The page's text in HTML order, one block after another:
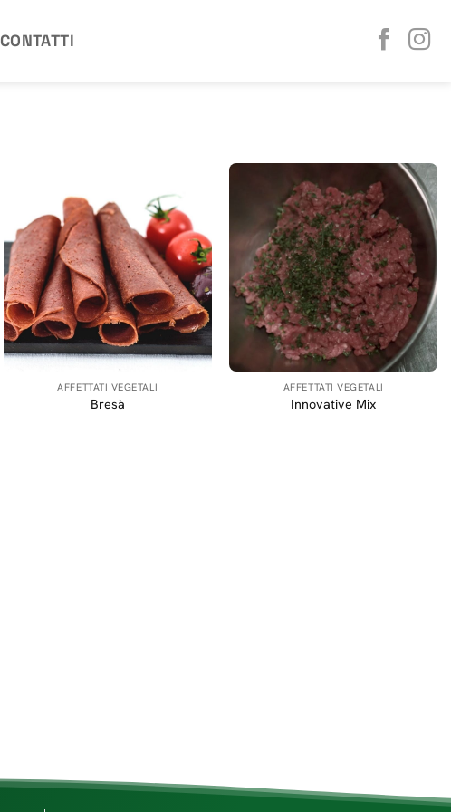
CONTATTI
AFFETTATI VEGETALI
Bresà
AFFETTATI VEGETALI
Innovative Mix